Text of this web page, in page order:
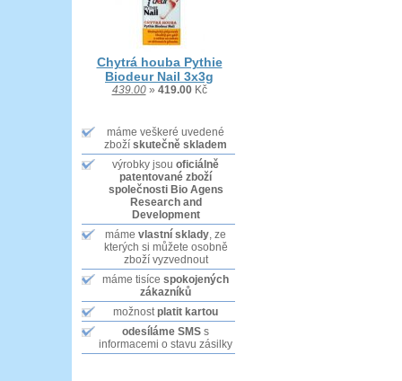
Chytrá houba Pythie
Biodeur Nail 3x3g
439.00» 419.00Kč
máme veškeré uvedené
zboží skutečně skladem
výrobky jsou oficiálně
patentované zboží
společnosti Bio Agens
Research and
Development
máme vlastní sklady, ze
kterých si můžete osobně
zboží vyzvednout
máme tisíce spokojených
zákazníků
možnostplatit kartou
odesíláme SMS s
informacemi o stavu zásilky